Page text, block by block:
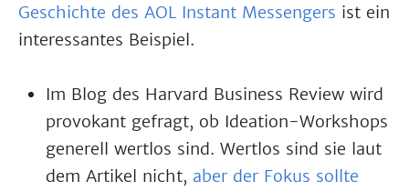
Geschichte des AOL Instant Messengers ist ein
interessantes Beispiel.
Im Blog des Harvard Business Review wird
provokant gefragt, ob Ideation-Workshops
generell wertlos sind. Wertlos sind sie laut
dem Artikel nicht, aber der Fokus sollte